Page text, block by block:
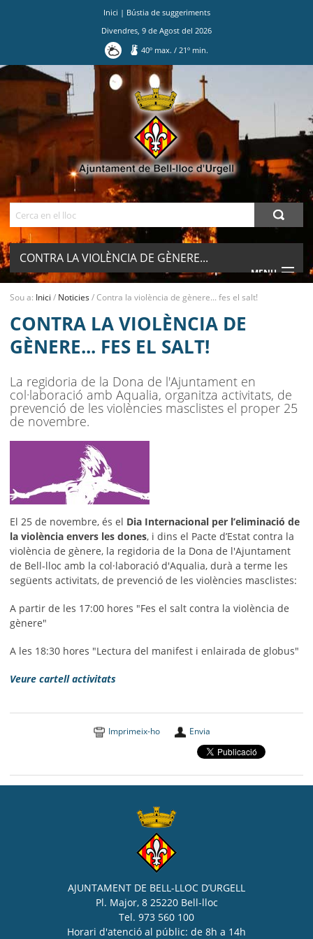
Inici | Bústia de suggeriments
Divendres 9 de Agost del 2026
40º max./ 21º min.
CONTRA LA VIOLÈNCIA DE GÈNERE...
FES EL SALT!
MENU
AJUNTAMENT
MUNICIPI
SEU ELECTRÒNICA
BELL-LLOC SOLUCIONA
Sou a: Inici / Noticies/Contra la violència de gènere... fes el salt!
CONTRA LA VIOLÈNCIA DE
GÈNERE... FES EL SALT!
La regidoria de la Dona de l'Ajuntament en
col·laboració amb Aqualia, organitza activitats, de
prevenció de les violències masclistes el proper 25
de novembre.
El 25 de novembre, és el Dia Internacional per l’eliminació de
la violència envers les dones, i dins el Pacte d’Estat contra la
violència de gènere, la regidoria de la Dona de l'Ajuntament
de Bell-lloc amb la col·laboració d'Aqualia, durà a terme les
següents activitats, de prevenció de les violències masclistes:
A partir de les 17:00 hores "Fes el salt contra la violència de
gènere"
A les 18:30 hores "Lectura del manifest i enlairada de globus"
Veure cartell activitats
Imprimeix-ho Envia
AJUNTAMENT DE BELL-LLOC D’URGELL
Pl. Major, 8 25220 Bell-lloc
Tel. 973 560 100
Horari d'atenció al públic: de 8h a 14h